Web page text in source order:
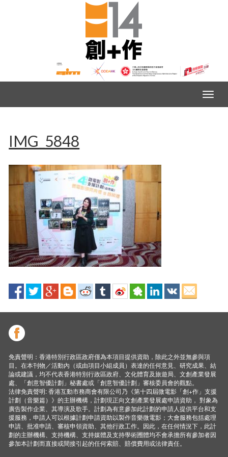
IMG_5848
免責聲明：香港特別行政區政府僅為本項目提供資助，除此之外並無參與項
目。在本刊物／活動內（或由項目小組成員）表達的任何意見、研究成果、結
論或建議，均不代表香港特別行政區政府、文化體育及旅遊局、文創產業發展
處、「創意智優計劃」秘書處或「創意智優計劃」審核委員會的觀點。
法律免責聲明: 香港互動市務商會有限公司乃《第十四屆微電影「創+作」支援
計劃（音樂篇）》的主辦機構，計劃現正向文創產業發展處申請資助， 對象為
廣告製作企業、其導演及歌手。計劃為有意參加此計劃的申請人提供平台和支
援服務，申請人可以根據計劃申請資助以製作音樂微電影；大會服務包括處理
申請、批准申請、審核申領資助、其他行政工作。因此，在任何情況下，此計
劃的主辦機構、支持機構、支持媒體及支持學術圑體均不會承擔所有參加者因
參加本計劃而直接或間接引起的任何索賠、賠償費用或法律責任。